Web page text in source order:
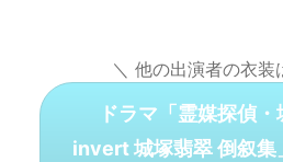
＼ 他の出演者の衣装
ドラマ「霊媒探偵
invert 城塚翡翠 倒叙集